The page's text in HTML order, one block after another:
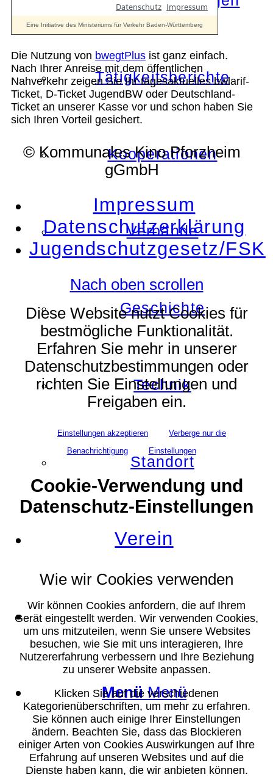
Tätigkeitsberichte
Kooperationen
Verbände
Geschichte
Technik
Standort
Verein
Suche
Menü Menü
Die Nutzung von bwegtPlus ist ganz einfach.
Nach Ihrer Anreise mit dem öffentlichen
Nahverkehr zeigen Sie Ihr tagesaktuelles bwlarif-
Ticket, D-Ticket JugendBW oder Deutschland-
Ticket an unserer Kasse vor und schon haben Sie
sich Ihren Vorteil gesichert.
© Kommunales Kino Pforzheim
gGmbH
Impressum
Datenschutzerklärung
Jugendschutzgesetz/FSK
Nach oben scrollen
Diese Website nutzt Cookies für
bestmögliche Funktionalität.
Erfahren Sie mehr in unserer
Datenschutzbestimmungen oder
richten Sie Einstellungen und
Freigaben ein.
Einstellungen akzeptieren
Verberge nur die
Benachrichtigung
Einstellungen
Cookie-Verwendung und
Datenschutz-Einstellungen
Wie wir Cookies verwenden
Wir können Cookies anfordern, die auf Ihrem
Gerät eingestellt werden. Wir verwenden Cookies,
um uns mitzuteilen, wenn Sie unsere Websites
besuchen, wie Sie mit uns interagieren, Ihre
Nutzererfahrung verbessern und Ihre Beziehung
zu unserer Website anpassen.
Klicken Sie auf die verschiedenen
Kategorienüberschriften, um mehr zu erfahren.
Sie können auch einige Ihrer Einstellungen
ändern. Beachten Sie, dass das Blockieren
einiger Arten von Cookies Auswirkungen auf Ihre
Erfahrung auf unseren Websites und auf die
Dienste haben kann, die wir anbieten können.